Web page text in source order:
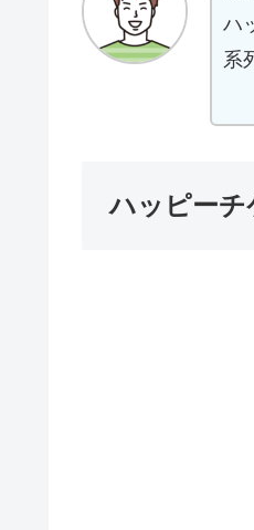
ハ
系
ハッピーチ